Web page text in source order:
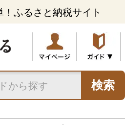
ふるさと納税サイト
検索